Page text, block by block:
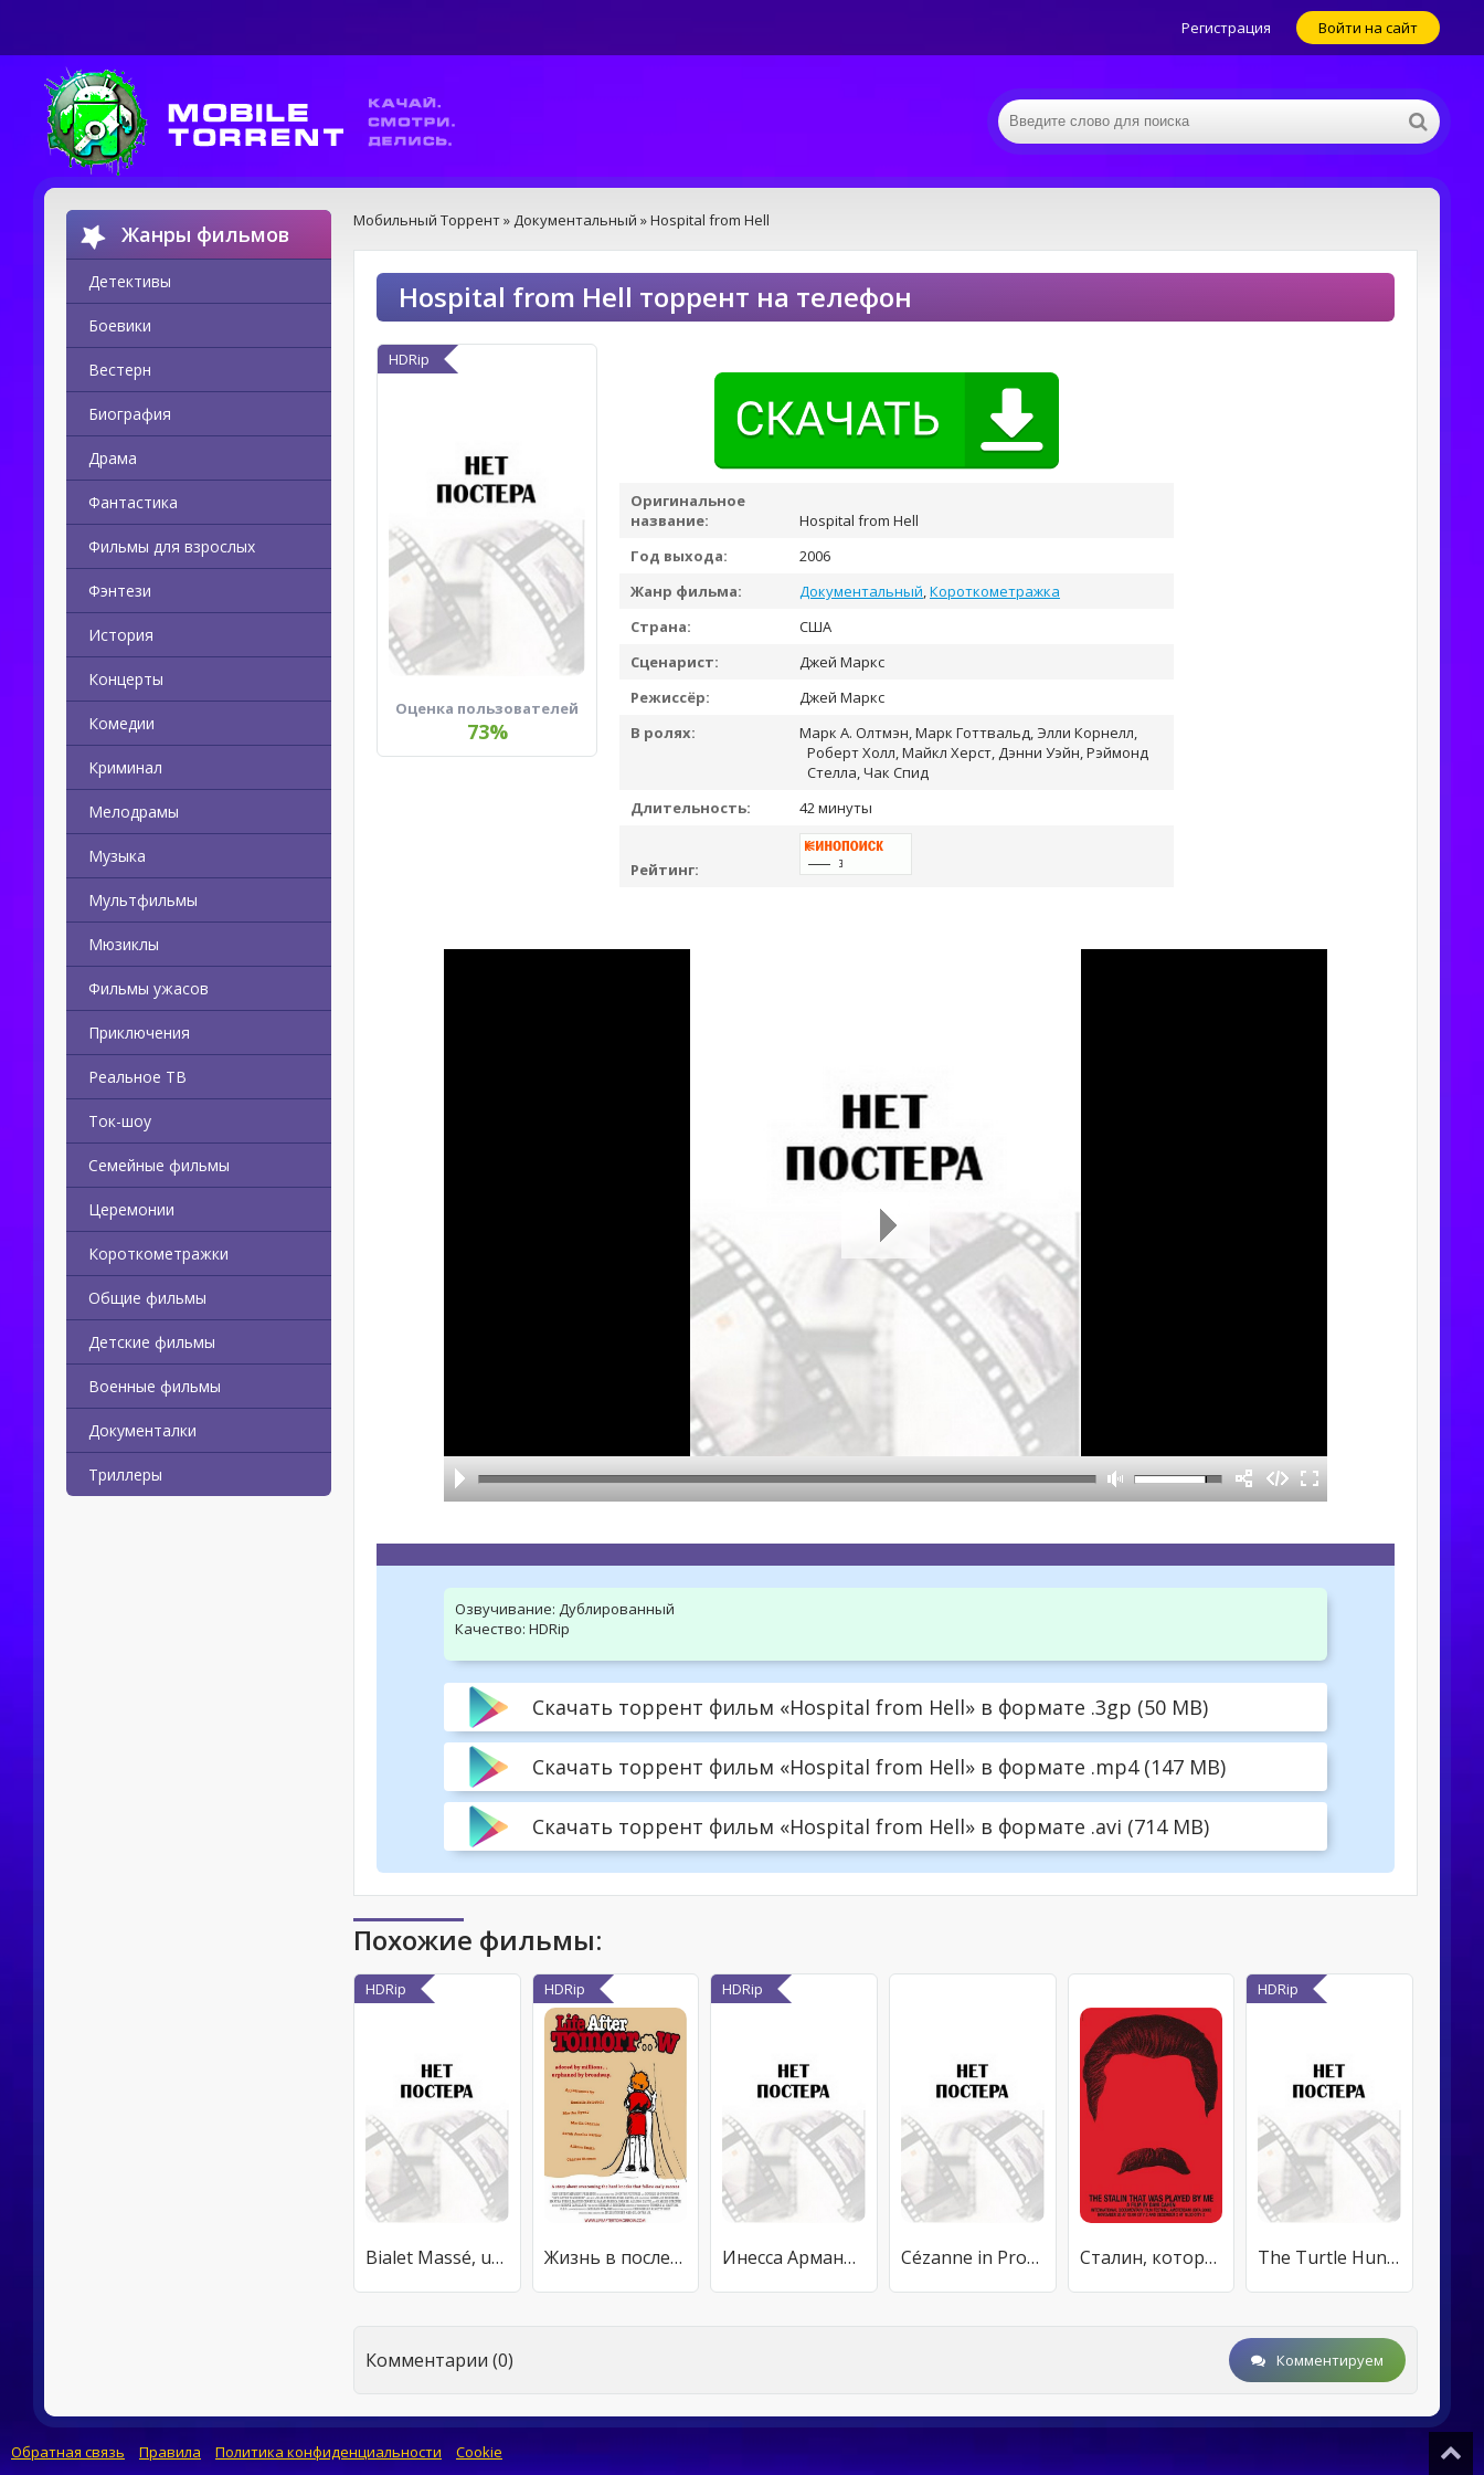
Регистрация Войти на сайт
Жанры фильмов
Детективы
Боевики
Вестерн
Биография
Драма
Фантастика
Фильмы для взрослых
Фэнтези
История
Концерты
Комедии
Криминал
Мелодрамы
Музыка
Мультфильмы
Мюзиклы
Фильмы ужасов
Приключения
Реальное ТВ
Ток-шоу
Семейные фильмы
Церемонии
Короткометражки
Общие фильмы
Детские фильмы
Военные фильмы
Документалки
Триллеры
Мобильный Торрент» Документальный » Hospital from Hell
Hospital from Hell торрент на телефон
HDRip
Оценка пользователей
73%
Оригинальное
название:
Hospital from Hell
Год выхода:
2006
Жанр фильма:
Документальный,Короткометражка
Страна:
США
Сценарист:
Джей Маркс
Режиссёр:
Джей Маркс
В ролях:
Марк А. Олтмэн, Марк Готтвальд, Элли Корнелл,
Роберт Холл, Майкл Херст, Дэнни Уэйн, Рэймонд
Стелла, Чак Спид
Длительность:
42 минуты
Рейтинг:
Озвучивание: Дублированный
Качество: HDRip
Скачать торрент фильм «Hospital from Hell» в формате .3gp (50 MB)
Скачать торрент фильм «Hospital from Hell» в формате .mp4 (147 MB)
Скачать торрент фильм «Hospital from Hell» в формате .avi (714 MB)
Похожие фильмы:
HDRip
Bialet Massé, un siglo después
HDRip
Жизнь в послезавтра
HDRip
Инесса Арманд. Любовь втроем Cézanne in Provence Сталин, которого играл я
HDRip
The Turtle Hunter
Комментарии (0) Комментируем
Обратная связь Правила Политика конфиденциальности Cookie